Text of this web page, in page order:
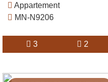
Appartement
MN-N9206
3 2